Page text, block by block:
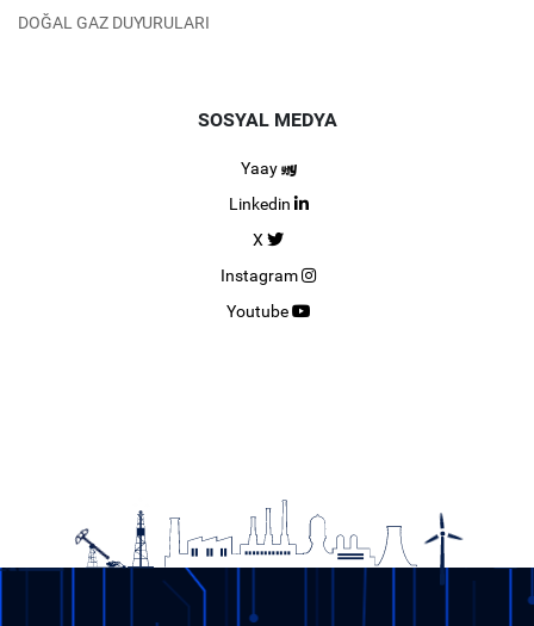
DOĞAL GAZ DUYURULARI
SOSYAL MEDYA
Yaay
Linkedin
X
Instagram
Youtube